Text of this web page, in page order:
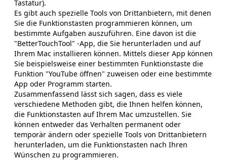
Tastatur).
Es gibt auch spezielle Tools von Drittanbietern, mit denen
Sie die Funktionstasten programmieren können, um
bestimmte Aufgaben auszuführen. Eine davon ist die
"BetterTouchTool" -App, die Sie herunterladen und auf
Ihrem Mac installieren können. Mittels dieser App können
Sie beispielsweise einer bestimmten Funktionstaste die
Funktion "YouTube öffnen" zuweisen oder eine bestimmte
App oder Programm starten.
Zusammenfassend lässt sich sagen, dass es viele
verschiedene Methoden gibt, die Ihnen helfen können,
die Funktionstasten auf Ihrem Mac umzustellen. Sie
können entweder das Verhalten permanent oder
temporär ändern oder spezielle Tools von Drittanbietern
herunterladen, um die Funktionstasten nach Ihren
Wünschen zu programmieren.